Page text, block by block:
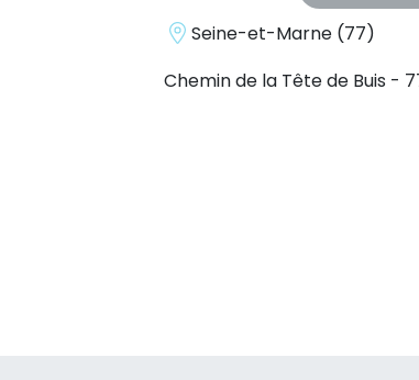
Seine-et-Marne (77)
Chemin de la Tête de Buis -